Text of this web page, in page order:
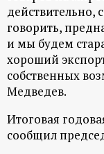
п
о
р
т
действительно,
говорить,
и мы будем
хороший
собственных
Медведев.
Итоговая
сообщил